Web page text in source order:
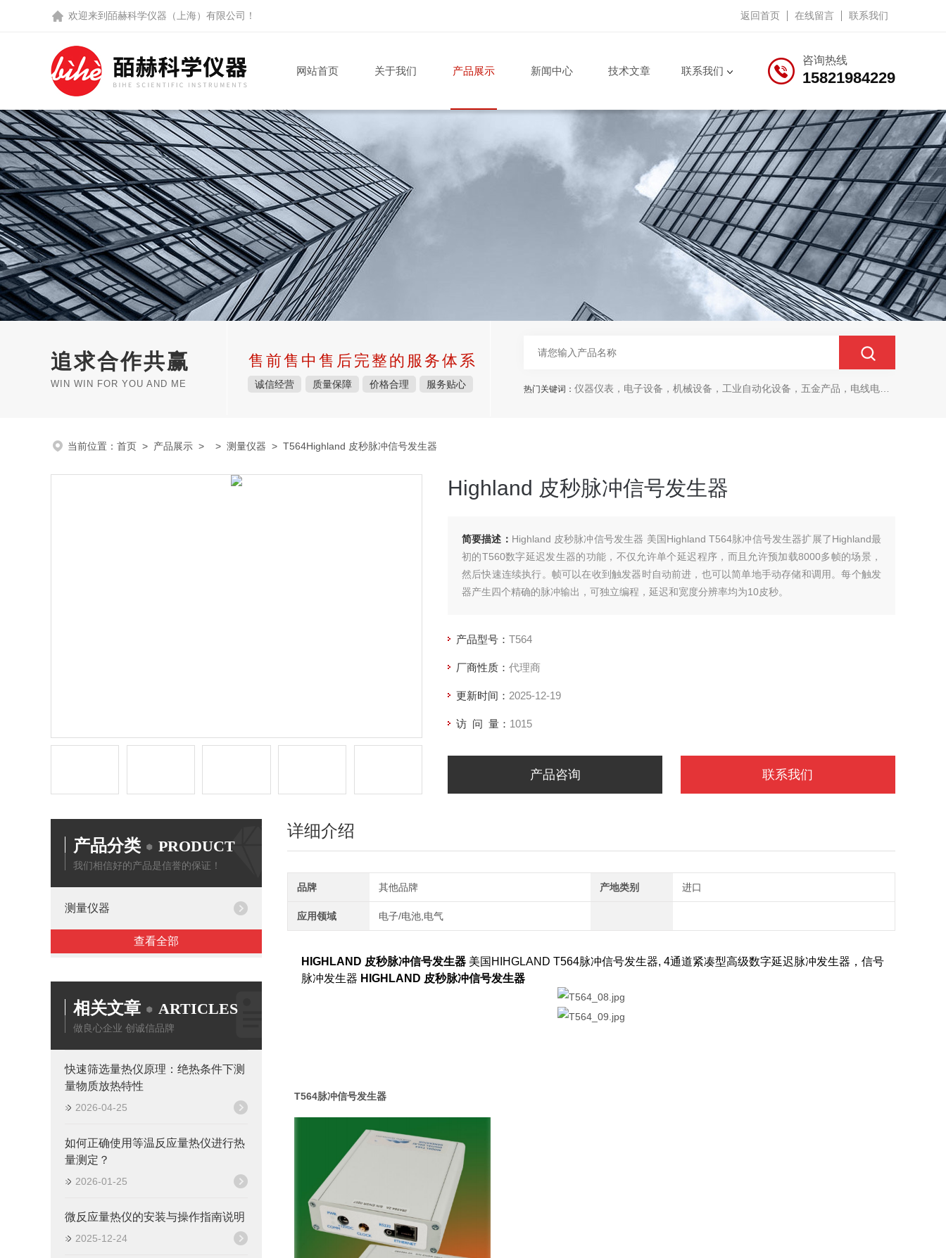
欢迎来到 皕赫科学仪器（上海）有限公司 ！ 返回首页 在线留言 联系我们
咨询热线
15821984229
网站首页 关于我们 产品展示 新闻中心 技术文章 联系我们
追求合作共赢
WIN WIN FOR YOU AND ME
售前售中售后完整的服务体系
诚信经营 质量保障 价格合理 服务贴心 热门关键词： 仪器仪表，电子设备，机械设备，工业自动化设备，五金产品，电线电缆，金属材料，电子
当前位置： 首页 > 产品展示 > > 测量仪器 > T564Highland 皮秒脉冲信号发生器
Highland 皮秒脉冲信号发生器
简要描述： Highland 皮秒脉冲信号发生器 美国Highland T564脉冲信号发生器扩展了Highland最
初的T560数字延迟发生器的功能，不仅允许单个延迟程序，而且允许预加载8000多帧的场景，
然后快速连续执行。帧可以在收到触发器时自动前进，也可以简单地手动存储和调用。每个触发
器产生四个精确的脉冲输出，可独立编程，延迟和宽度分辨率均为10皮秒。
产品型号： T564
厂商性质： 代理商
更新时间： 2025-12-19
访 问 量： 1015
产品咨询 联系我们
产品分类 PRODUCT
我们相信好的产品是信誉的保证！
测量仪器
查看全部
相关文章 ARTICLES
做良心企业 创诚信品牌
快速筛选量热仪原理：绝热条件下测
量物质放热特性
2026-04-25
如何正确使用等温反应量热仪进行热
量测定？
2026-01-25
微反应量热仪的安装与操作指南说明
2025-12-24
详细介绍
品牌 其他品牌 产地类别 进口
应用领域 电子/电池,电气
HIGHLAND 皮秒脉冲信号发生器 美国HIHGLAND T564脉冲信号发生器, 4通道紧凑型高级数字延迟脉冲发生器，信号
脉冲发生器 HIGHLAND 皮秒脉冲信号发生器
T564脉冲信号发生器